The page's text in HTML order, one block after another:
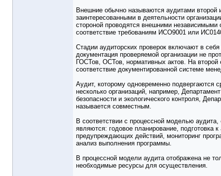
Внешние обычно называются аудитами второй
заинтересованными в деятельности
стороной проводятся внешними
соответствие требованиям ИСО9001 или
Стадии аудиторских проверок включают в
документация проверяемой организации не
ГОСТов, ОСТов, нормативных актов. На второй
соответствие документированной системе
Аудит, которому одновременно
несколько организаций, например,
безопасности и экологического контроля,
называется совместным.
В соответствии с процессной моделью
являются: годовое планирование, подготовка
предупреждающих действий, мониторинг
анализ выполнения программы.
В процессной модели аудита отображена не
необходимые ресурсы для осуществления.